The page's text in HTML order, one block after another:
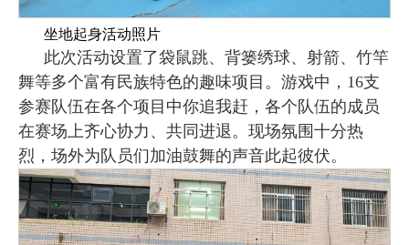
坐地起身活动照片
此次活动设置了袋鼠跳、背篓绣球、射箭、竹竿
舞等多个富有民族特色的趣味项目。游戏中，16支
参赛队伍在各个项目中你追我赶，各个队伍的成员
在赛场上齐心协力、共同进退。现场氛围十分热
烈，场外为队员们加油鼓舞的声音此起彼伏。